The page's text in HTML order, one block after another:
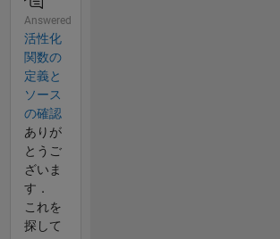
Answered
活性化
関数の
定義と
ソース
の確認
ありが
とうご
ざいま
す．
これを
探して